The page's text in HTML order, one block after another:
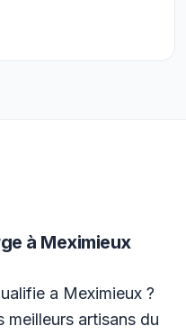
à Meximieux
a Meximieux ?
meilleurs artisans du